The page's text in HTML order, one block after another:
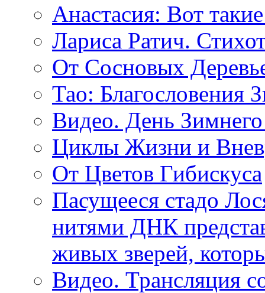
Анастасия: Вот
Лариса Ратич.
От Сосновых
Тао: Благословения
Видео. День
Циклы Жизни и
От Цветов Гибискуса
Пасущееся стадо
нитями ДНК
живых зверей,
Видео. Трансляция